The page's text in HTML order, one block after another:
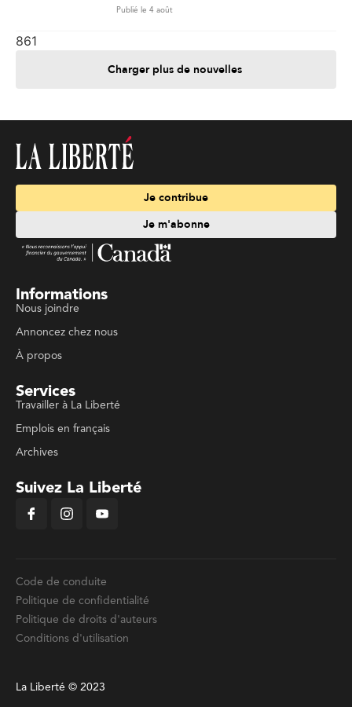
Publié le 4 août
861
Charger plus de nouvelles
Je contribue
Je m'abonne
Informations
Nous joindre
Annoncez chez nous
À propos
Services
Travailler à La Liberté
Emplois en français
Archives
Suivez La Liberté
Code de conduite
Politique de confidentialité
Politique de droits d'auteurs
Conditions d'utilisation
La Liberté © 2023